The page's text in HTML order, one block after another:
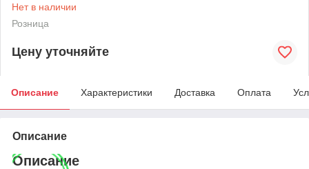
Нет в наличии
Розница
Цену уточняйте
Описание Характеристики Доставка Оплата
Описание
Описание